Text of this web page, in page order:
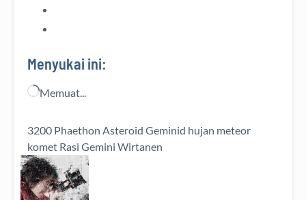
Menyukai ini:
Memuat...
3200 Phaethon Asteroid Geminid hujan meteor
komet Rasi Gemini Wirtanen